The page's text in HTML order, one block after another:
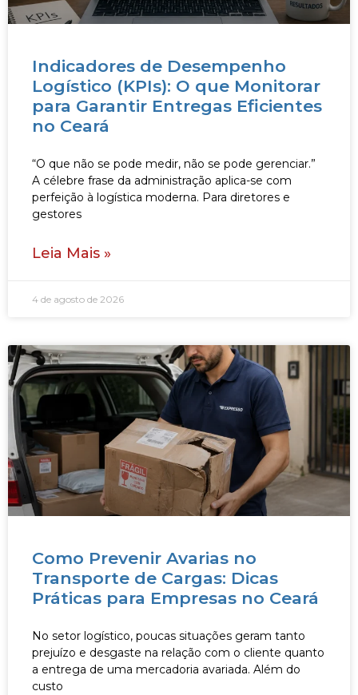
Indicadores de Desempenho
Logístico (KPIs): O que Monitorar
para Garantir Entregas Eficientes
no Ceará
“O que não se pode medir, não se pode gerenciar.”
A célebre frase da administração aplica-se com
perfeição à logística moderna. Para diretores e
gestores
Leia Mais »
4 de agosto de 2026
Como Prevenir Avarias no
Transporte de Cargas: Dicas
Práticas para Empresas no Ceará
No setor logístico, poucas situações geram tanto
prejuízo e desgaste na relação com o cliente quanto
a entrega de uma mercadoria avariada. Além do
custo